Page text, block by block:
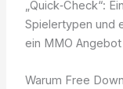
„Quick‑Check“:
Spielertypen und
ein MMO
Warum Free